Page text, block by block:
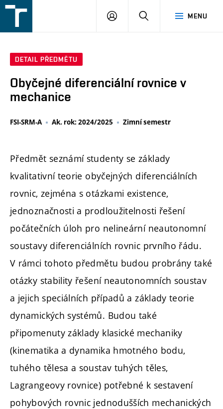
v
MENU
PŘIHLÁŠENÍ
DETAIL PŘEDMĚTU
Obyčejné diferenciální rovnice v
mechanice
FSI-SRM-A Ak. rok: 2024/2025 Zimní semestr
Předmět seznámí studenty se základy
kvalitativní teorie obyčejných diferenciálních
rovnic, zejména s otázkami existence,
jednoznačnosti a prodloužitelnosti řešení
počátečních úloh pro nelineární neautonomní
soustavy diferenciálních rovnic prvního řádu.
V rámci tohoto předmětu budou probrány také
otázky stability řešení neautonomních soustav
a jejich speciálních případů a základy teorie
dynamických systémů. Budou také
připomenuty základy klasické mechaniky
(kinematika a dynamika hmotného bodu,
tuhého tělesa a soustav tuhých těles,
Lagrangeovy rovnice) potřebné k sestavení
pohybových rovnic jednodušších mechanických